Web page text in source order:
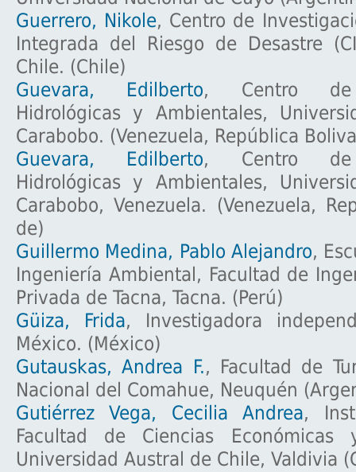
Guerrero, Nikole, Centro de
Integrada del Riesgo de Desastre
Chile. (Chile)
Guevara, Edilberto, Centro de
Hidrológicas y Ambientales,
Carabobo. (Venezuela, República
Guevara, Edilberto, Centro de
Hidrológicas y Ambientales,
Carabobo, Venezuela. (Venezuela,
de)
Guillermo Medina, Pablo Alejandro,
Ingeniería Ambiental, Facultad de
Privada de Tacna, Tacna. (Perú)
Güiza, Frida, Investigadora
México. (México)
Gutauskas, Andrea F., Facultad de
Nacional del Comahue, Neuquén
Gutiérrez Vega, Cecilia Andrea,
Facultad de Ciencias Económicas
Universidad Austral de Chile, Valdivia